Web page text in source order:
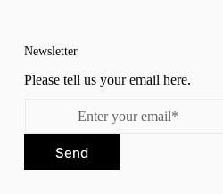
Newsletter
Please tell us your email here.
Send